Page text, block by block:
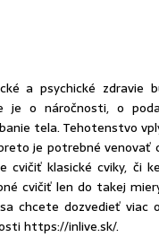
a psychické
je o náročnosti, o
tela. Tehotenstvo
je potrebné venovať
cvičiť klasické cviky, či
cvičiť len do takej
chcete dozvedieť
https://inlive.sk/.